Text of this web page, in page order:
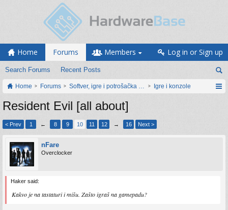
Home Forums
Search Forums Recent Posts
Members Log in or Sign up
Home Forums Softver, igre i potrošačka elektronikaIgre i konzole
Resident Evil [all about]
< Prev 1 ← 8 9 10 11 12 → 16 Next >
nFare
Overclocker
Haker said:
Kakvo je na tastaturi i mišu. Zašto igraš na gamepadu?